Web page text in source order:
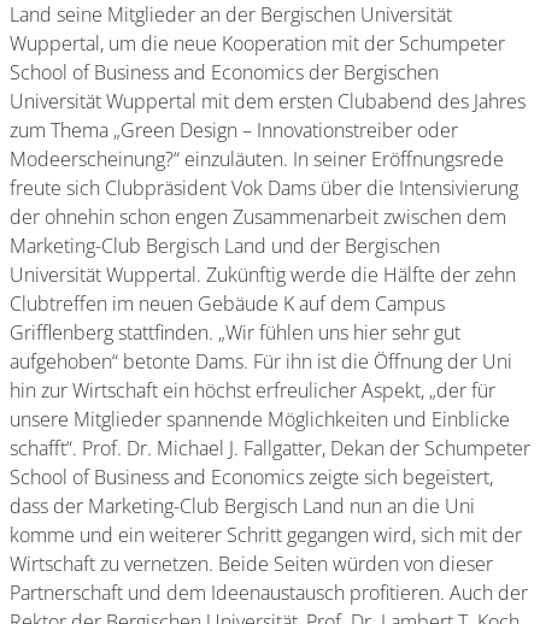
Land seine Mitglieder an der Bergischen Universität
Wuppertal, um die neue Kooperation mit der Schumpeter
School of Business and Economics der Bergischen
Universität Wuppertal mit dem ersten Clubabend des Jahres
zum Thema „Green Design – Innovationstreiber oder
Modeerscheinung?“ einzuläuten. In seiner Eröffnungsrede
freute sich Clubpräsident Vok Dams über die Intensivierung
der ohnehin schon engen Zusammenarbeit zwischen dem
Marketing-Club Bergisch Land und der Bergischen
Universität Wuppertal. Zukünftig werde die Hälfte der zehn
Clubtreffen im neuen Gebäude K auf dem Campus
Grifflenberg stattfinden. „Wir fühlen uns hier sehr gut
aufgehoben“ betonte Dams. Für ihn ist die Öffnung der Uni
hin zur Wirtschaft ein höchst erfreulicher Aspekt, „der für
unsere Mitglieder spannende Möglichkeiten und Einblicke
schafft“. Prof. Dr. Michael J. Fallgatter, Dekan der Schumpeter
School of Business and Economics zeigte sich begeistert,
dass der Marketing-Club Bergisch Land nun an die Uni
komme und ein weiterer Schritt gegangen wird, sich mit der
Wirtschaft zu vernetzen. Beide Seiten würden von dieser
Partnerschaft und dem Ideenaustausch profitieren. Auch der